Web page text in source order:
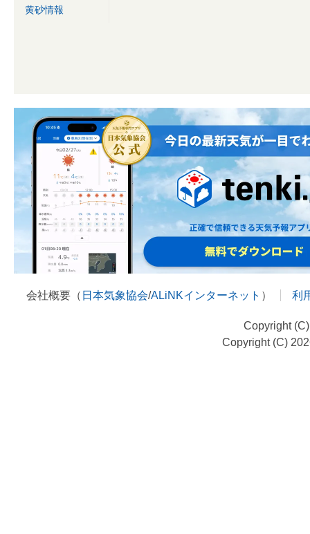
黄砂情報
会社概要（ 日本気象協会/ALiNKインターネット ） 利
Copyright
Copyright (C)